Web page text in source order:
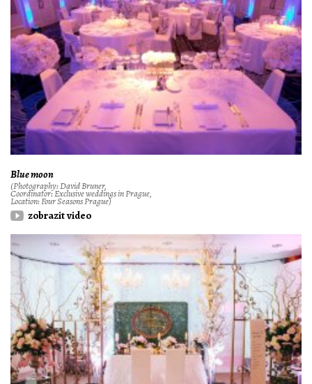
Blue moon
(Photography: David Bruner,
Coordinator: Exclusive weddings in Prague,
Location: Four Seasons Prague)
zobrazit video